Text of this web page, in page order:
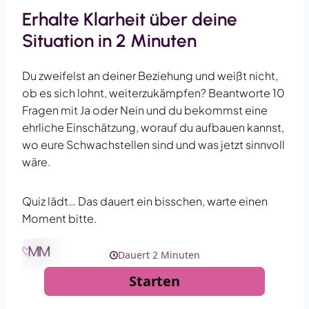
Erhalte Klarheit über deine
Situation in 2 Minuten
Du zweifelst an deiner Beziehung und weißt nicht,
ob es sich lohnt, weiterzukämpfen? Beantworte 10
Fragen mit Ja oder Nein und du bekommst eine
ehrliche Einschätzung, worauf du aufbauen kannst,
wo eure Schwachstellen sind und was jetzt sinnvoll
wäre.
Quiz lädt… Das dauert ein bisschen, warte einen
Moment bitte.